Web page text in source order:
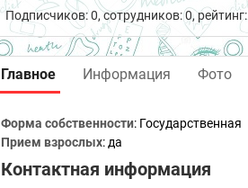
Подписчиков: 0, сотрудников: 0, рейтинг:
Главное Информация Фото
Форма собственности: Государственная
Прием взрослых: да
Контактная информация